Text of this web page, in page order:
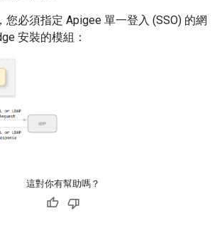
您必須指定 Apigee 單一登入 (SSO) 的網
安裝的模組：
這對你有幫助嗎？